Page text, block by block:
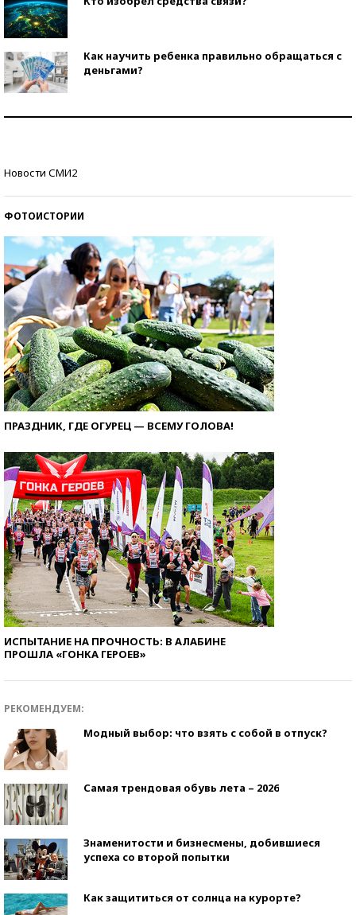
Как научить ребенка правильно обращаться с
деньгами?
Новости СМИ2
ФОТОИСТОРИИ
ПРАЗДНИК, ГДЕ ОГУРЕЦ — ВСЕМУ ГОЛОВА!
ИСПЫТАНИЕ НА ПРОЧНОСТЬ: В АЛАБИНЕ
ПРОШЛА «ГОНКА ГЕРОЕВ»
РЕКОМЕНДУЕМ:
Модный выбор: что взять с собой в отпуск?
Самая трендовая обувь лета – 2026
Знаменитости и бизнесмены, добившиеся
успеха со второй попытки
Как защититься от солнца на курорте?